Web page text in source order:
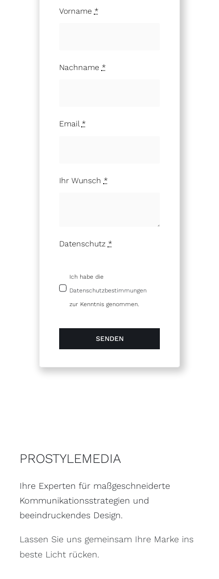
Vorname *
Nachname *
Email *
Ihr Wunsch *
Datenschutz *
Ich habe die
Datenschutzbestimmungen
zur Kenntnis genommen.
SENDEN
PROSTYLEMEDIA
Ihre Experten für maßgeschneiderte
Kommunikationsstrategien und
beeindruckendes Design.
Lassen Sie uns gemeinsam Ihre Marke ins
beste Licht rücken.